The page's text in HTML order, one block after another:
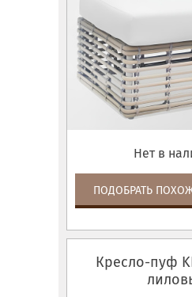
Нет в
ПОДОБРАТЬ
Кресло-пуф